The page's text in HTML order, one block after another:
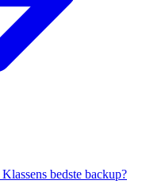
Klassens bedste backup?